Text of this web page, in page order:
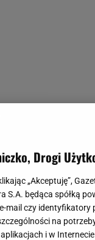
Drogi
„Akceptuję”,
S.A. będąca spółką
mail czy
na
i w